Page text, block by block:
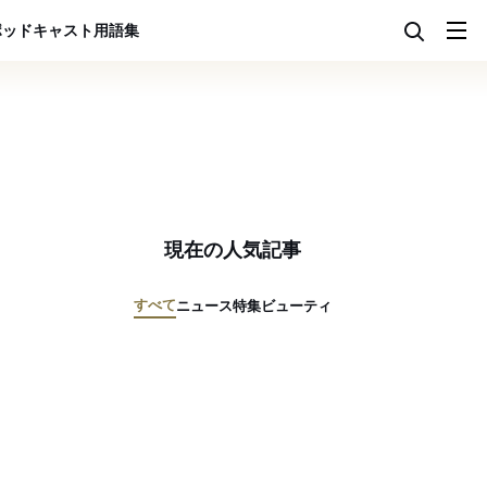
ドキャスト用語集
現在の人気記事
すべてニュース特集ビューティ